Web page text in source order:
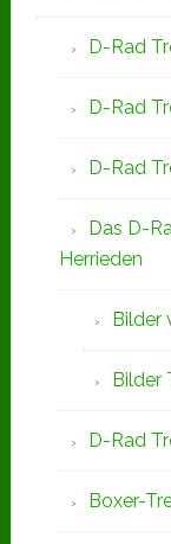
D-Rad
D-Rad
D-Rad
Das D-
Herrieden
Bilder
Bilder
D-Rad
Boxer-